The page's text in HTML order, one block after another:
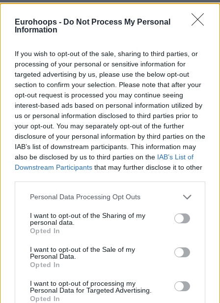
Eurohoops - Do Not Process My Personal
Information
If you wish to opt-out of the sale, sharing to third parties, or
processing of your personal or sensitive information for
targeted advertising by us, please use the below opt-out
section to confirm your selection. Please note that after your
opt-out request is processed you may continue seeing
interest-based ads based on personal information utilized by
us or personal information disclosed to third parties prior to
your opt-out. You may separately opt-out of the further
disclosure of your personal information by third parties on the
IAB’s list of downstream participants. This information may
also be disclosed by us to third parties on the IAB’s List of
Downstream Participants that may further disclose it to other
Please note that this website/app uses one or more Google
not limited to your visit or usage behaviour. You may click to
grant or deny consent to Google and its third-party tags to
use your data for below specified purposes in below Google
consent section.
Personal Data Processing Opt Outs
I want to opt-out of the Sharing of my
personal data.
Opted In
I want to opt-out of the Sale of my
Personal Data.
Opted In
I want to opt-out of processing my
Personal Data for Targeted Advertising.
Opted In